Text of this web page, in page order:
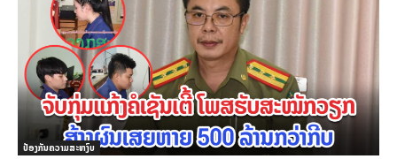
ປ້ອງກັນຄວາມສະຫງົບ